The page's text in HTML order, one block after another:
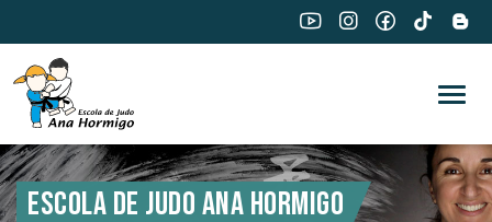
ESCOLA DE JUDO ANA HORMIGO